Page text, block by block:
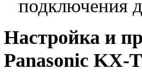
подключения
Настройка и
Panasonic KX-